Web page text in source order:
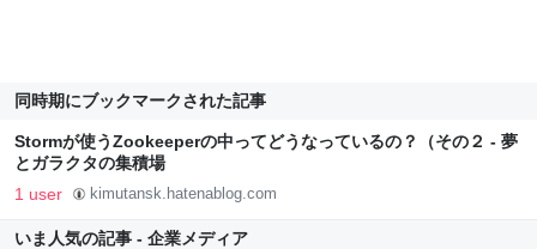
同時期にブックマークされた記事
Stormが使うZookeeperの中ってどうなっているの？（その２ - 夢
とガラクタの集積場
1 user kimutansk.hatenablog.com
いま人気の記事 - 企業メディア